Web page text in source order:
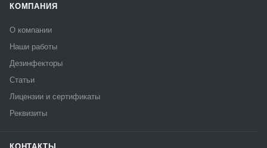
КОМПАНИЯ
О компании
Наши работы
Дезинфекторы
Статьи
Лицензии и сертификаты
Реквизиты